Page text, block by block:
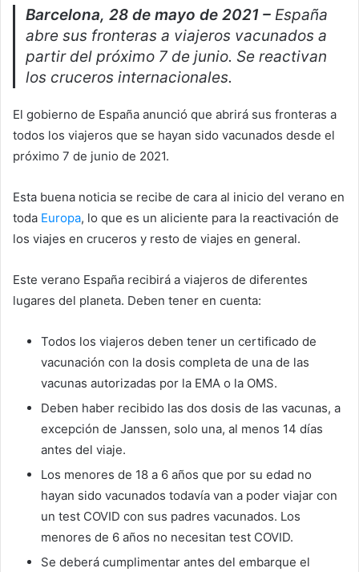
Barcelona, 28 de mayo de 2021 –España
abre sus fronteras a viajeros vacunados a
partir del próximo 7 de junio. Se reactivan
los cruceros internacionales.
El gobierno de España anunció que abrirá sus fronteras a
todos los viajeros que se hayan sido vacunados desde el
próximo 7 de junio de 2021.
Esta buena noticia se recibe de cara al inicio del verano en
toda Europa, lo que es un aliciente para la reactivación de
los viajes en cruceros y resto de viajes en general.
Este verano España recibirá a viajeros de diferentes
lugares del planeta. Deben tener en cuenta:
Todos los viajeros deben tener un certificado de
vacunación con la dosis completa de una de las
vacunas autorizadas por la EMA o la OMS.
Deben haber recibido las dos dosis de las vacunas, a
excepción de Janssen, solo una, al menos 14 días
antes del viaje.
Los menores de 18 a 6 años que por su edad no
hayan sido vacunados todavía van a poder viajar con
un test COVID con sus padres vacunados. Los
menores de 6 años no necesitan test COVID.
Se deberá cumplimentar antes del embarque el